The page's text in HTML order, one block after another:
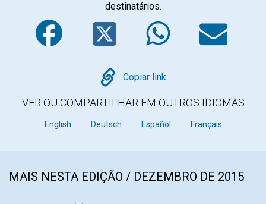
destinatários.
Facebook
Twitter
Copy
Copiar link
VER OU COMPARTILHAR EM OUTROS IDIOMAS
English Deutsch Español Français
MAIS NESTA EDIÇÃO / DEZEMBRO DE 2015